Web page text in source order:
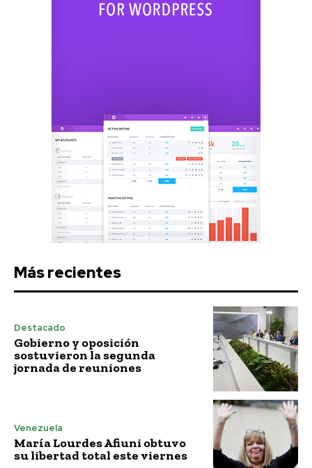
Más recientes
Destacado
Gobierno y oposición
sostuvieron la segunda
jornada de reuniones
Venezuela
María Lourdes Afiuni obtuvo
su libertad total este viernes